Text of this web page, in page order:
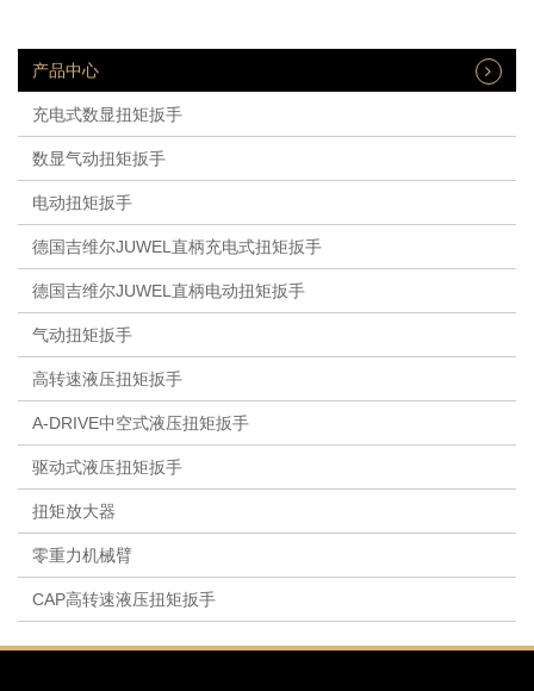
产品中心
充电式数显扭矩扳手
数显气动扭矩扳手
电动扭矩扳手
德国吉维尔JUWEL直柄充电式扭矩扳手
德国吉维尔JUWEL直柄电动扭矩扳手
气动扭矩扳手
高转速液压扭矩扳手
A-DRIVE中空式液压扭矩扳手
驱动式液压扭矩扳手
扭矩放大器
零重力机械臂
CAP高转速液压扭矩扳手